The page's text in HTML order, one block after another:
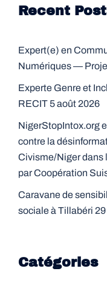
Recent
Expert(e) en
Numériques —
Experte Genre et
RECIT 5 août 2026
NigerStopIntox.org
contre la
Civisme/Niger dans
par Coopération
Caravane de
sociale à Tillabéri
Catégories